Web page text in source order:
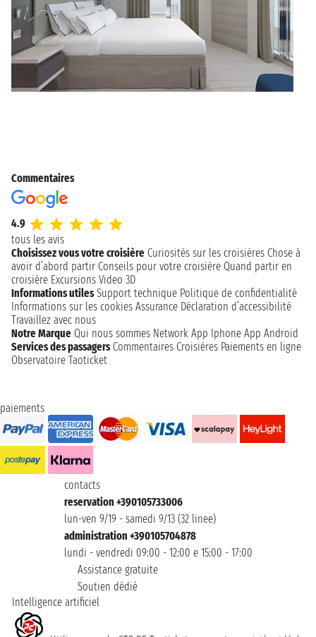
Commentaires
4.9
tous les avis
Choisissez vous votre croisière Curiosités sur les croisières Chose à
avoir d’abord partir Conseils pour votre croisière Quand partir en
croisière Excursions Video 3D
Informations utiles Support technique Politique de confidentialité
Informations sur les cookies Assurance Déclaration d’accessibilité
Travaillez avec nous
Notre Marque Qui nous sommes Network App Iphone App Android
Services des passagers Commentaires Croisières Paiements en ligne
Observatoire Taoticket
paiements
contacts
reservation +390105733006
lun-ven 9/19 - samedi 9/13 (32 linee)
administration +390105704878
lundi - vendredi 09:00 - 12:00 e 15:00 - 17:00
Assistance gratuite
Soutien dédié
Intelligence artificiel